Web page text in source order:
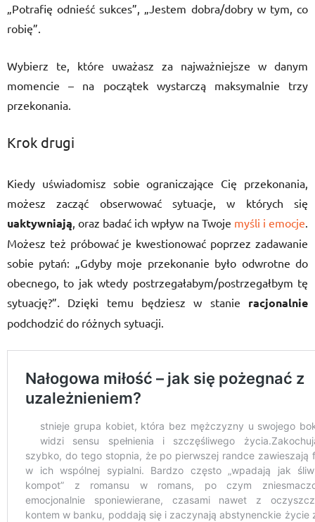
„Potrafię odnieść sukces”, „Jestem dobra/dobry w tym, co
robię”.
Wybierz te, które uważasz za najważniejsze w danym
momencie – na początek wystarczą maksymalnie trzy
przekonania.
Krok drugi
Kiedy uświadomisz sobie ograniczające Cię przekonania,
możesz zacząć obserwować sytuacje, w których się
uaktywniają, oraz badać ich wpływ na Twoje myśli i emocje.
Możesz też próbować je kwestionować poprzez zadawanie
sobie pytań: „Gdyby moje przekonanie było odwrotne do
obecnego, to jak wtedy postrzegałabym/postrzegałbym tę
sytuację?”. Dzięki temu będziesz w stanie racjonalnie
podchodzić do różnych sytuacji.